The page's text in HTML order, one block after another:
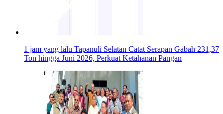
1 jam yang lalu Tapanuli Selatan Catat Serapan Gabah 231,37
Ton hingga Juni 2026, Perkuat Ketahanan Pangan